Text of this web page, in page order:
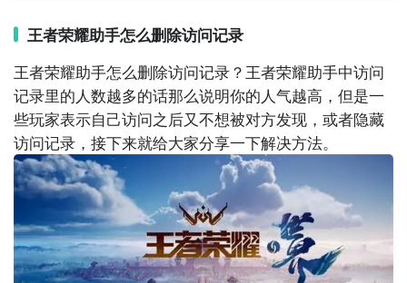
上五个过程，相信你也能轻松地发布出归于自己的攻
“共享攻略，共同进步！”
翻开王者荣耀帮手
进入个人界面
挑选发布动态
修改攻略内容
提交动态
以上便是运用王者荣耀帮手发布攻略的简略过程，期望
对我们有所协助！加油成为真实的游戏高手吧！
3、幸运连连抽，可获得皮肤、碎片以及钻石
王者荣耀助手怎么删除访问记录
王者荣耀助手怎么删除访问记录？王者荣耀助手中访问
记录里的人数越多的话那么说明你的人气越高，但是一
些玩家表示自己访问之后又不想被对方发现，或者隐藏
访问记录，接下来就给大家分享一下解决方法。